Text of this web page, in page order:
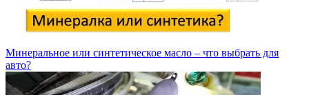
Минеральное или синтетическое масло – что выбрать для
авто?